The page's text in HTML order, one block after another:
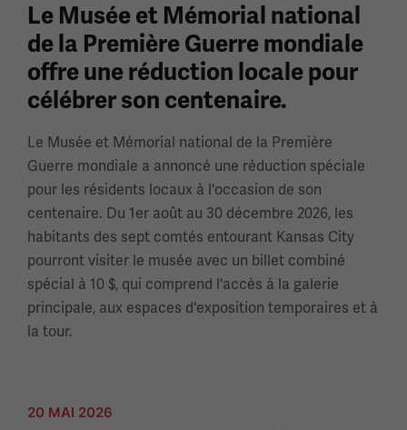
Le Musée et Mémorial national
de la Première Guerre mondiale
offre une réduction locale pour
célébrer son centenaire.
Le Musée et Mémorial national de la Première
Guerre mondiale a annoncé une réduction spéciale
pour les résidents locaux à l'occasion de son
centenaire. Du 1er août au 30 décembre 2026, les
habitants des sept comtés entourant Kansas City
pourront visiter le musée avec un billet combiné
spécial à 10 $, qui comprend l'accès à la galerie
principale, aux espaces d'exposition temporaires et à
la tour.
20 MAI 2026